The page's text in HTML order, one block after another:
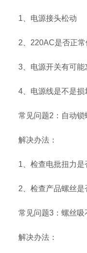
1、电源接头松动
2、220AC是否正常
3、电源开关有可能
4、电源线是不是损
常见问题2：自动锁
解决办法：
1、检查电批扭力是
2、检查产品螺丝是
常见问题3：螺丝吸
解决办法：